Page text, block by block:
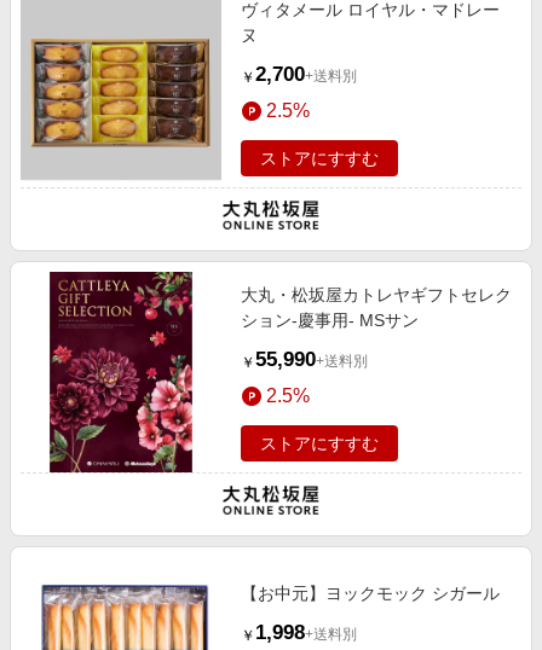
ヴィタメール ロイヤル・マドレー
ヌ
￥ 2,700+送料別
2.5%
ストアにすすむ
大丸・松坂屋カトレヤギフトセレク
ション-慶事用- MSサン
￥ 55,990+送料別
2.5%
ストアにすすむ
【お中元】ヨックモック シガール
￥ 1,998+送料別